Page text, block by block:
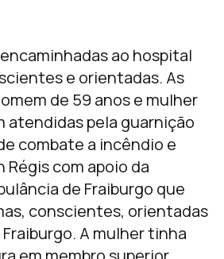
ao hospital
e orientadas. As
de 59 anos e mulher
atendidas pela guarnição
combate a incêndio e
com apoio da
de Fraiburgo que
conscientes, orientadas
A mulher tinha